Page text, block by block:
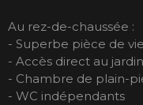
Au rez-de-chaussée :
- Superbe pièce de
- Accès direct au
- Chambre de plain-
- WC indépendants